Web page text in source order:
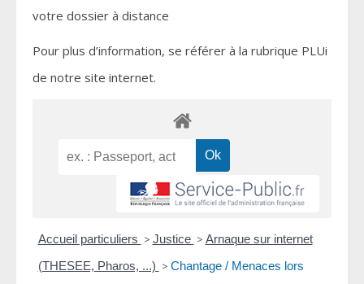
votre dossier à distance
Pour plus d’information, se référer à la rubrique PLUi
de notre site internet.
Accueil particuliers > Justice > Arnaque sur internet
(THESEE, Pharos, ...) > Chantage / Menaces lors